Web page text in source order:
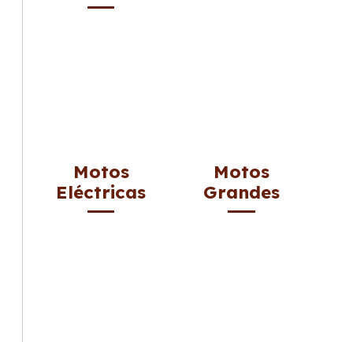
Motos
Eléctricas
Motos
Grandes